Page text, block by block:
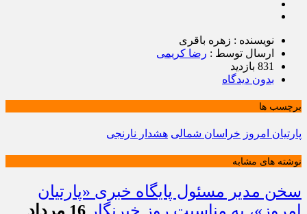
نویسنده : زهره باقری
ارسال توسط : رضا کریمی
831 بازدید
بدون دیدگاه
برچسب ها
پارتیان امروز خراسان شمالی هشدار نارنجی
نوشته های مشابه
سخن مدیر مسئول پایگاه خبری «پارتیان